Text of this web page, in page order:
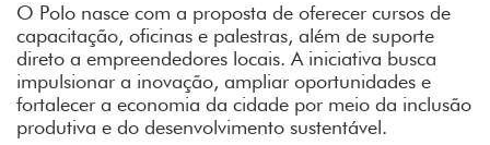
O Polo nasce com a proposta de oferecer cursos de
capacitação, oficinas e palestras, além de suporte
direto a empreendedores locais. A iniciativa busca
impulsionar a inovação, ampliar oportunidades e
fortalecer a economia da cidade por meio da inclusão
produtiva e do desenvolvimento sustentável.